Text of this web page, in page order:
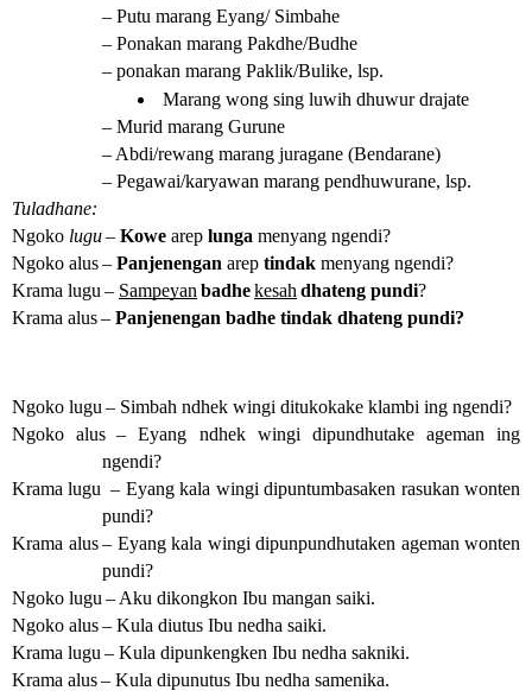
– Putu marang Eyang/ Simbahe
– Ponakan marang Pakdhe/Budhe
– ponakan marang Paklik/Bulike, lsp.
Marang wong sing luwih dhuwur drajate
– Murid marang Gurune
– Abdi/rewang marang juragane (Bendarane)
– Pegawai/karyawan marang pendhuwurane, lsp.
Tuladhane:
Ngoko lugu– Kowe arep lunga menyang ngendi?
Ngoko alus– Panjenengan arep tindak menyang ngendi?
Krama lugu – Sampeyan badhekesah dhateng pundi?
Krama alus– Panjenengan badhe tindak dhateng pundi?
Ngoko lugu – Simbah ndhek wingi ditukokake klambi ing ngendi?
Ngoko alus – Eyang ndhek wingi dipundhutake ageman ing
ngendi?
Krama lugu – Eyang kala wingi dipuntumbasaken rasukan wonten
pundi?
Krama alus – Eyang kala wingi dipunpundhutaken ageman wonten
pundi?
Ngoko lugu – Aku dikongkon Ibu mangan saiki.
Ngoko alus– Kula diutus Ibu nedha saiki.
Krama lugu – Kula dipunkengken Ibu nedha sakniki.
Krama alus– Kula dipunutus Ibu nedha samenika.